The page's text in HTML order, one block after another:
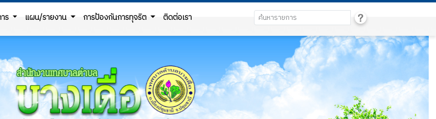
ร แผน/รายงาน การป้องกันการทุจริต ติดต่อเรา